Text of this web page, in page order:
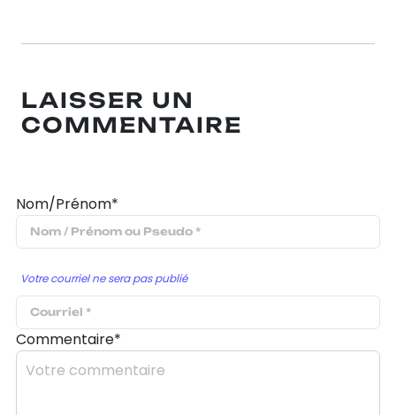
LAISSER UN
COMMENTAIRE
Nom/Prénom*
Votre courriel ne sera pas publié
Commentaire*